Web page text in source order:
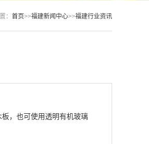
： 首页>>福建新闻中心>>福建行业资讯
，也可使用透明有机玻璃